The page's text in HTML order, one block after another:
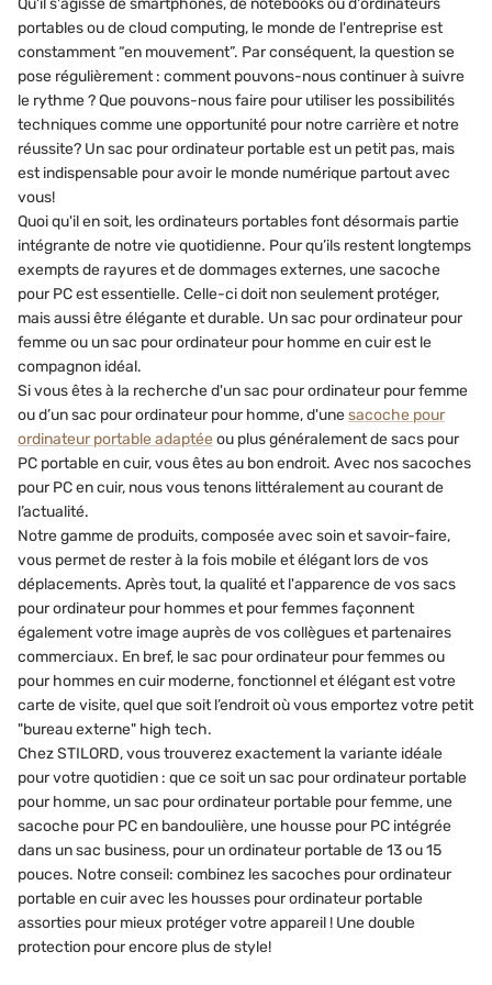
portables ou de cloud computing, le monde de l'entreprise est
constamment “en mouvement”. Par conséquent, la question se
pose régulièrement : comment pouvons-nous continuer à suivre
le rythme ? Que pouvons-nous faire pour utiliser les possibilités
techniques comme une opportunité pour notre carrière et notre
réussite? Un sac pour ordinateur portable est un petit pas, mais
est indispensable pour avoir le monde numérique partout avec
vous!
Quoi qu'il en soit, les ordinateurs portables font désormais partie
intégrante de notre vie quotidienne. Pour qu’ils restent longtemps
exempts de rayures et de dommages externes, une sacoche
pour PC est essentielle. Celle-ci doit non seulement protéger,
mais aussi être élégante et durable. Un sac pour ordinateur pour
femme ou un sac pour ordinateur pour homme en cuir est le
compagnon idéal.
Si vous êtes à la recherche d'un sac pour ordinateur pour femme
ou d’un sac pour ordinateur pour homme, d'unesacoche pour
ordinateur portable adaptée ou plus généralement de sacs pour
PC portable en cuir, vous êtes au bon endroit. Avec nos sacoches
pour PC en cuir, nous vous tenons littéralement au courant de
l’actualité.
Notre gamme de produits, composée avec soin et savoir-faire,
vous permet de rester à la fois mobile et élégant lors de vos
déplacements. Après tout, la qualité et l'apparence de vos sacs
pour ordinateur pour hommes et pour femmes façonnent
également votre image auprès de vos collègues et partenaires
commerciaux. En bref, le sac pour ordinateur pour femmes ou
pour hommes en cuir moderne, fonctionnel et élégant est votre
carte de visite, quel que soit l’endroit où vous emportez votre petit
"bureau externe" high tech.
Chez STILORD, vous trouverez exactement la variante idéale
pour votre quotidien : que ce soit un sac pour ordinateur portable
pour homme, un sac pour ordinateur portable pour femme, une
sacoche pour PC en bandoulière, une housse pour PC intégrée
dans un sac business, pour un ordinateur portable de 13 ou 15
pouces. Notre conseil: combinez les sacoches pour ordinateur
portable en cuir avec les housses pour ordinateur portable
assorties pour mieux protéger votre appareil ! Une double
protection pour encore plus de style!